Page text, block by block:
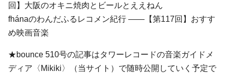
回】大阪のオキニ焼肉とビールとええねん
fhánaのわんだふるレコメン紀行 ――【第117回】おすす
め映画音楽
★bounce 510号の記事はタワーレコードの音楽ガイドメ
ディア〈Mikiki〉（当サイト）で随時公開していく予定で